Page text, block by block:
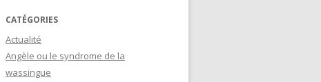
CATÉGORIES
Actualité
Angèle ou le syndrome de la
wassingue